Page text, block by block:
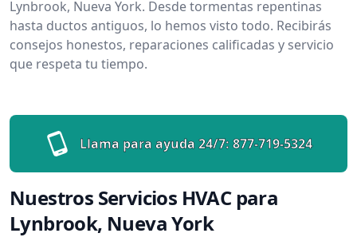
Lynbrook, Nueva York. Desde tormentas repentinas
hasta ductos antiguos, lo hemos visto todo. Recibirás
consejos honestos, reparaciones calificadas y servicio
que respeta tu tiempo.
Llama para ayuda 24/7: 877-719-5324
Nuestros Servicios HVAC para
Lynbrook, Nueva York